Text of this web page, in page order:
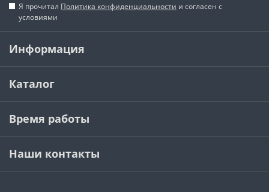
Я прочитал Политика конфиденциальности и согласен с
условиями
Информация
Каталог
Время работы
Наши контакты